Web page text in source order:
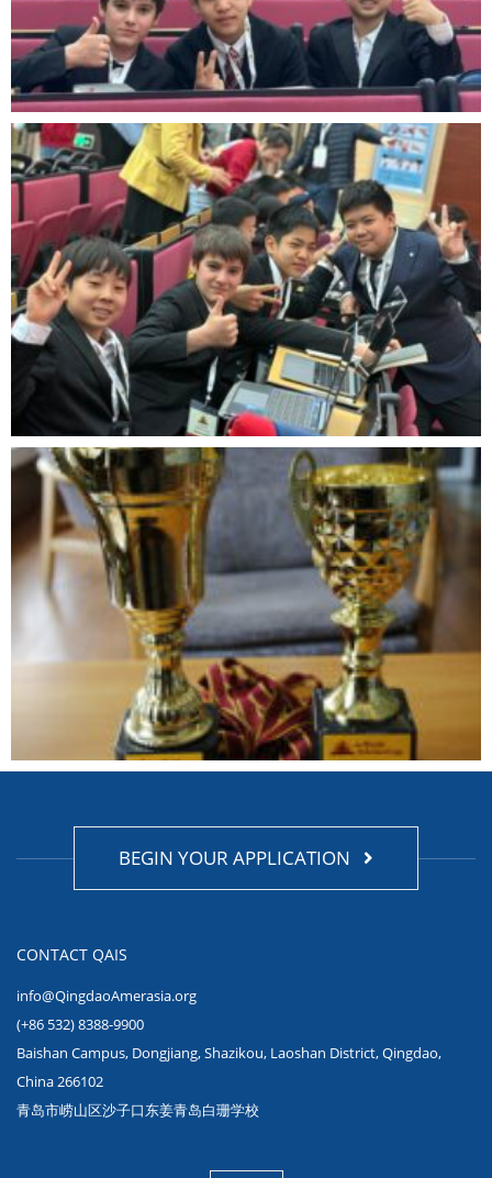
BEGIN YOUR APPLICATION
CONTACT QAIS
info@QingdaoAmerasia.org
(+86 532) 8388-9900
Baishan Campus, Dongjiang, Shazikou, Laoshan District, Qingdao,
China 266102
青岛市崂山区沙子口东姜青岛白珊学校